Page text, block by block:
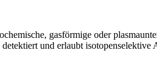
gasförmige oder
und erlaubt isotopenselektive